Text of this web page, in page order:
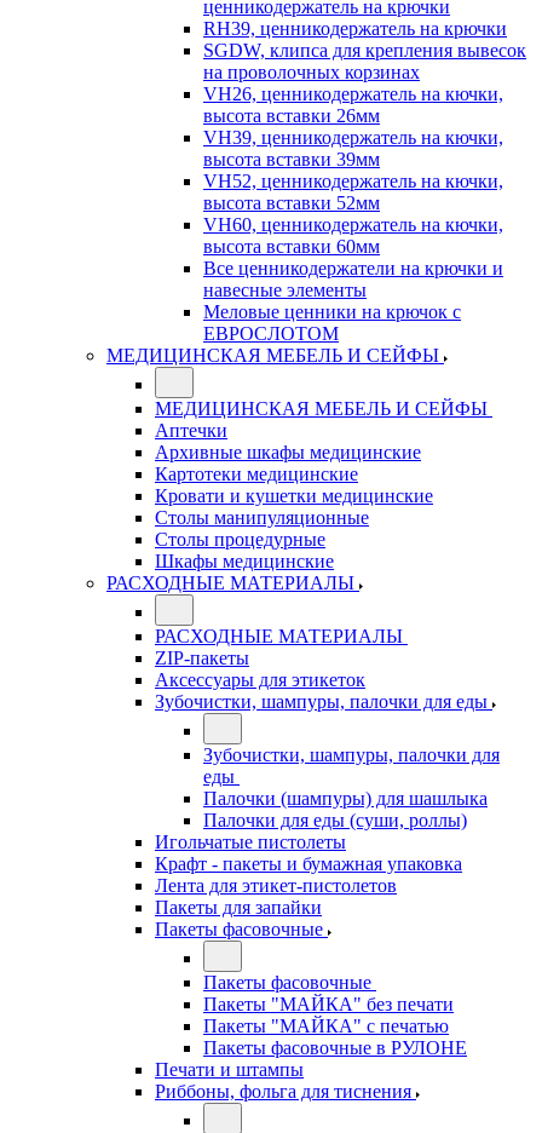
ценникодержатель на крючки
RH39, ценникодержатель на крючки
SGDW, клипса для крепления вывесок
на проволочных корзинах
VH26, ценникодержатель на кючки,
высота вставки 26мм
VH39, ценникодержатель на кючки,
высота вставки 39мм
VH52, ценникодержатель на кючки,
высота вставки 52мм
VH60, ценникодержатель на кючки,
высота вставки 60мм
Все ценникодержатели на крючки и
навесные элементы
Меловые ценники на крючок с
ЕВРОСЛОТОМ
МЕДИЦИНСКАЯ МЕБЕЛЬ И СЕЙФЫ
МЕДИЦИНСКАЯ МЕБЕЛЬ И СЕЙФЫ
Аптечки
Архивные шкафы медицинские
Картотеки медицинские
Кровати и кушетки медицинские
Столы манипуляционные
Столы процедурные
Шкафы медицинские
РАСХОДНЫЕ МАТЕРИАЛЫ
РАСХОДНЫЕ МАТЕРИАЛЫ
ZIP-пакеты
Аксессуары для этикеток
Зубочистки, шампуры, палочки для еды
Зубочистки, шампуры, палочки для
еды
Палочки (шампуры) для шашлыка
Палочки для еды (суши, роллы)
Игольчатые пистолеты
Крафт - пакеты и бумажная упаковка
Лента для этикет-пистолетов
Пакеты для запайки
Пакеты фасовочные
Пакеты фасовочные
Пакеты "МАЙКА" без печати
Пакеты "МАЙКА" с печатью
Пакеты фасовочные в РУЛОНЕ
Печати и штампы
Риббоны, фольга для тиснения